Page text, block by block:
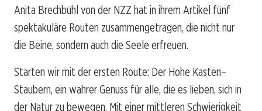
Anita Brechbühl von der NZZ hat in ihrem Artikel fünf
spektakuläre Routen zusammengetragen, die nicht nur
die Beine, sondern auch die Seele erfreuen.
Starten wir mit der ersten Route: Der Hohe Kasten–
Staubern, ein wahrer Genuss für alle, die es lieben, sich in
der Natur zu bewegen. Mit einer mittleren Schwierigkeit